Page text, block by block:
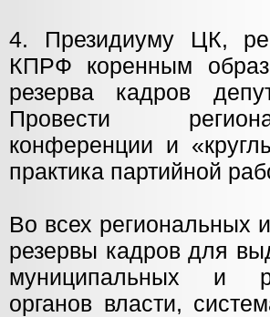
4. Президиуму ЦК,
КПРФ коренным
резерва кадров
Провести
конференции и
практика партийной
Во всех региональных
резервы кадров для
муниципальных и
органов власти,